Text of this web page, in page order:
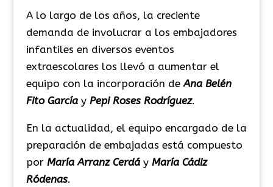
A lo largo de los años, la creciente
demanda de involucrar a los embajadores
infantiles en diversos eventos
extraescolares los llevó a aumentar el
equipo con la incorporación deAna Belén
Fito García y Pepi Roses Rodríguez.
En la actualidad, el equipo encargado de la
preparación de embajadas está compuesto
por María Arranz Cerdáy María Cádiz
Ródenas.